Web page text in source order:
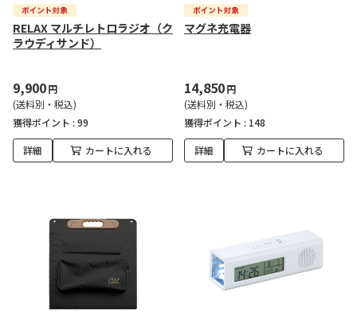
RELAX マルチレトロラジオ（ク
ラウディサンド）
9,900円
(送料別・税込)
獲得ポイント : 99
詳細 カートに入れる
マグネ充電器
14,850円
(送料別・税込)
獲得ポイント : 148
詳細 カートに入れる